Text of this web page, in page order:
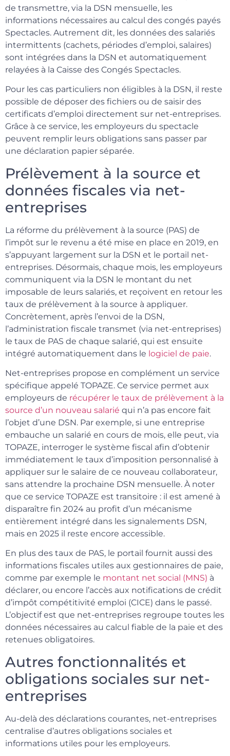
de transmettre, via la DSN mensuelle, les
informations nécessaires au calcul des congés payés
Spectacles. Autrement dit, les données des salariés
intermittents (cachets, périodes d’emploi, salaires)
sont intégrées dans la DSN et automatiquement
relayées à la Caisse des Congés Spectacles.
Pour les cas particuliers non éligibles à la DSN, il reste
possible de déposer des fichiers ou de saisir des
certificats d’emploi directement sur net-entreprises.
Grâce à ce service, les employeurs du spectacle
peuvent remplir leurs obligations sans passer par
une déclaration papier séparée.
Prélèvement à la source et
données fiscales via net-
entreprises
La réforme du prélèvement à la source (PAS) de
l’impôt sur le revenu a été mise en place en 2019, en
s’appuyant largement sur la DSN et le portail net-
entreprises. Désormais, chaque mois, les employeurs
communiquent via la DSN le montant du net
imposable de leurs salariés, et reçoivent en retour les
taux de prélèvement à la source à appliquer.
Concrètement, après l’envoi de la DSN,
l’administration fiscale transmet (via net-entreprises)
le taux de PAS de chaque salarié, qui est ensuite
intégré automatiquement dans le logiciel de paie.
Net-entreprises propose en complément un service
spécifique appelé TOPAZE. Ce service permet aux
employeurs de récupérer le taux de prélèvement à la
source d’un nouveau salarié qui n’a pas encore fait
l’objet d’une DSN. Par exemple, si une entreprise
embauche un salarié en cours de mois, elle peut, via
TOPAZE, interroger le système fiscal afin d’obtenir
immédiatement le taux d’imposition personnalisé à
appliquer sur le salaire de ce nouveau collaborateur,
sans attendre la prochaine DSN mensuelle. À noter
que ce service TOPAZE est transitoire : il est amené à
disparaître fin 2024 au profit d’un mécanisme
entièrement intégré dans les signalements DSN,
mais en 2025 il reste encore accessible.
En plus des taux de PAS, le portail fournit aussi des
informations fiscales utiles aux gestionnaires de paie,
comme par exemple le montant net social (MNS) à
déclarer, ou encore l’accès aux notifications de crédit
d’impôt compétitivité emploi (CICE) dans le passé.
L’objectif est que net-entreprises regroupe toutes les
données nécessaires au calcul fiable de la paie et des
retenues obligatoires.
Autres fonctionnalités et
obligations sociales sur net-
entreprises
Au-delà des déclarations courantes, net-entreprises
centralise d’autres obligations sociales et
informations utiles pour les employeurs.